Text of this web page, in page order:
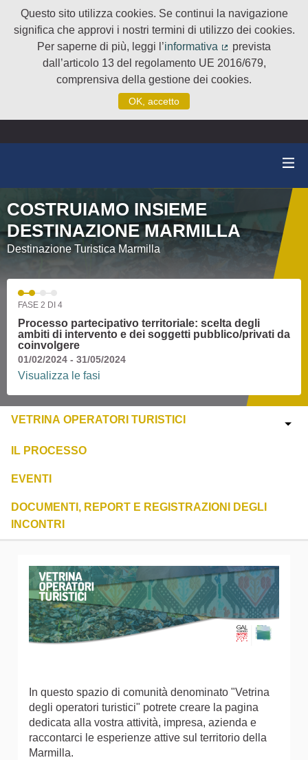
Questo sito utilizza cookies. Se continui la navigazione
significa che approvi i nostri termini di utilizzo dei cookies.
Per saperne di più, leggi l’informativa
(Collegamento
prevista
dall’articolo 13 del regolamento UE 2016/679,
comprensiva della gestione dei cookies.
OK, accetto
COSTRUIAMO INSIEME
DESTINAZIONE MARMILLA
Destinazione Turistica Marmilla
FASE 2 DI 4
Processo partecipativo territoriale: scelta degli
ambiti di intervento e dei soggetti pubblico/privati da
coinvolgere
01/02/2024 - 31/05/2024
Visualizza le fasi
VETRINA OPERATORI TURISTICI
IL PROCESSO
EVENTI
DOCUMENTI, REPORT E REGISTRAZIONI DEGLI
INCONTRI
In questo spazio di comunità denominato "Vetrina
degli operatori turistici" potrete creare la pagina
dedicata alla vostra attività, impresa, azienda e
raccontarci le esperienze attive sul territorio della
Marmilla.